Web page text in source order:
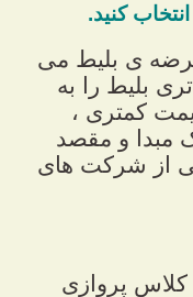
کنید.
ی بلیط می
بلیط را به
کمتری ،
مبدا و مقصد
از شرکت های
کلاس پروازی